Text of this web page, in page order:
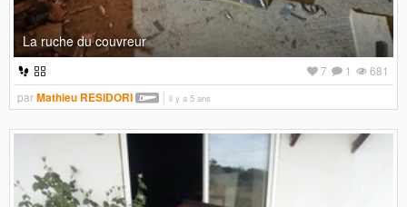
La ruche du couvreur
681
1
7
parMathieu RESIDORI il y a 5 ans